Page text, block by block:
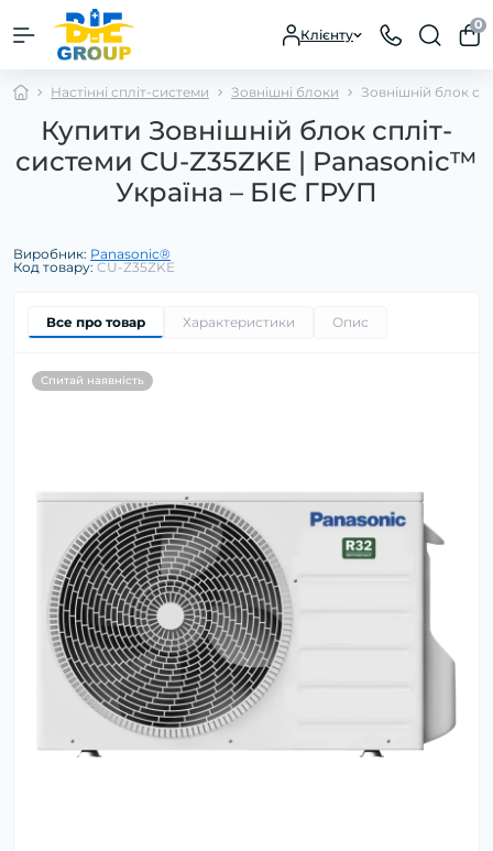
Клієнту
0
Настінні спліт-системи Зовнішні блоки Зовнішній блок
Купити Зовнішній блок спліт-
системи CU-Z35ZKE | Panasonic™
Україна – БІЄ ГРУП
Виробник: Panasonic®
Код товару: CU-Z35ZKE
Все про товар Характеристики Опис
Спитай наявність